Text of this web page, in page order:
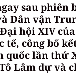
sau phiên
Dân vận
hội XIV
tế, công bố
quốc lần thứ
Lâm dự và